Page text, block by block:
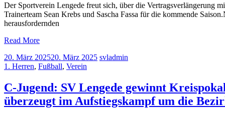
Der Sportverein Lengede freut sich, über die Vertragsverlängerung
Trainerteam Sean Krebs und Sascha Fassa für die kommende
herausfordernden
Read More
20. März 202520. März 2025 svladmin
1. Herren, Fußball, Verein
C-Jugend: SV Lengede gewinnt
überzeugt im Aufstiegskampf um die